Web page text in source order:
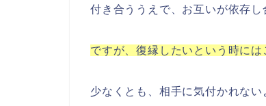
付き合ううえで、お互いが依存し
ですが、復縁したいという時には
少なくとも、相手に気付かれない